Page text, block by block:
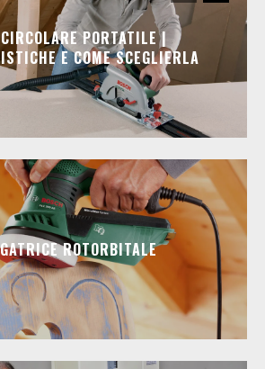
PORTATILE |
E COME SCEGLIERLA
ROTORBITALE